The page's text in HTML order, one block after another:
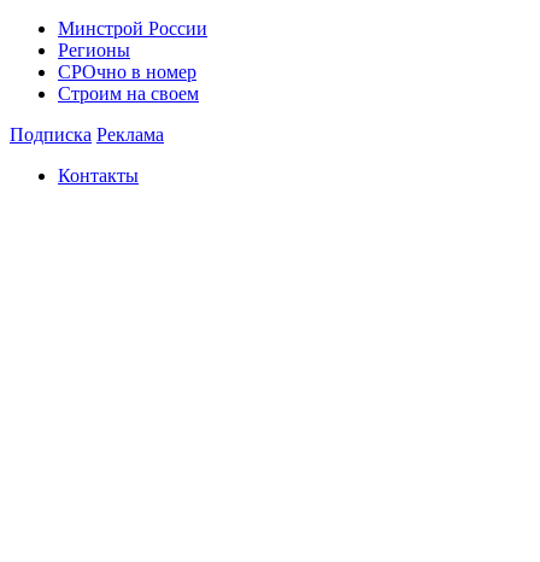
Минстрой России
Регионы
СРОчно в номер
Строим на своем
Подписка Реклама
Контакты